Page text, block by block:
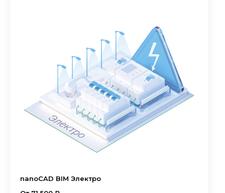
nanoCAD BIM Электро